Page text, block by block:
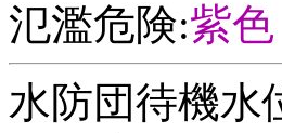
氾濫危険:紫色
水防団待機水